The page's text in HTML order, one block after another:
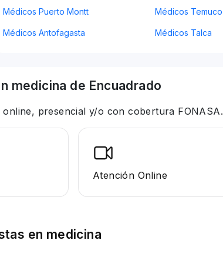
Médicos Puerto Montt Médicos Temuco
Médicos Antofagasta Médicos Talca
medicina de Encuadrado
presencial y/o con cobertura FONASA.
Atención Online
en medicina